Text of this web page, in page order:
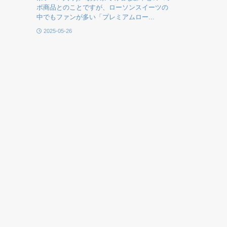
ボ商品とのことですが、ローソンスイーツの
中でもファンが多い「プレミアムロー...
2025-05-26